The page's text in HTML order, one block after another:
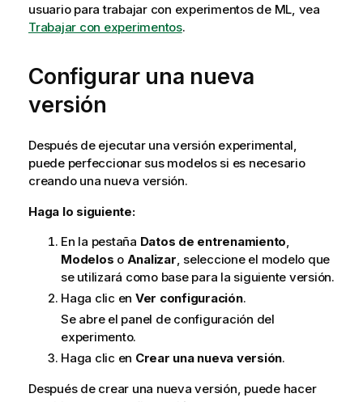
usuario para trabajar con experimentos de ML, vea
Trabajar con experimentos.
Configurar una nueva
versión
Después de ejecutar una versión experimental,
puede perfeccionar sus modelos si es necesario
creando una nueva versión.
Haga lo siguiente:
En la pestaña Datos de entrenamiento,
Modelos o Analizar, seleccione el modelo que
se utilizará como base para la siguiente versión.
Haga clic en Ver configuración.
Se abre el panel de configuración del
experimento.
Haga clic en Crear una nueva versión.
Después de crear una nueva versión, puede hacer